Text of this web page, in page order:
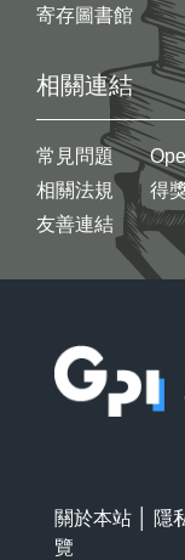
寄存圖書館
相關連結
常見問題
相關法規
友善連結
得
關於本站 隱
覽